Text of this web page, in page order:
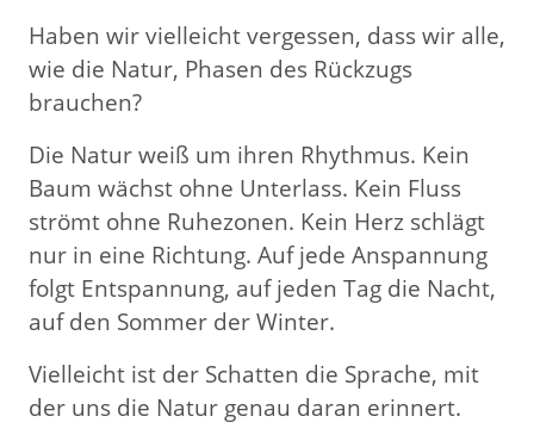
Haben wir vielleicht vergessen, dass wir alle,
wie die Natur, Phasen des Rückzugs
brauchen?
Die Natur weiß um ihren Rhythmus. Kein
Baum wächst ohne Unterlass. Kein Fluss
strömt ohne Ruhezonen. Kein Herz schlägt
nur in eine Richtung. Auf jede Anspannung
folgt Entspannung, auf jeden Tag die Nacht,
auf den Sommer der Winter.
Vielleicht ist der Schatten die Sprache, mit
der uns die Natur genau daran erinnert.